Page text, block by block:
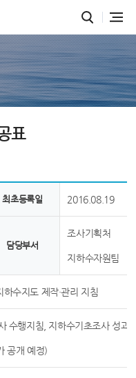
표
최초등록일 2016.08.19
담당부서
조사기획처
지하수자원팀
수지도 제작·관리 지침
수행지침, 지하수기초조사 성과
공개 예정)